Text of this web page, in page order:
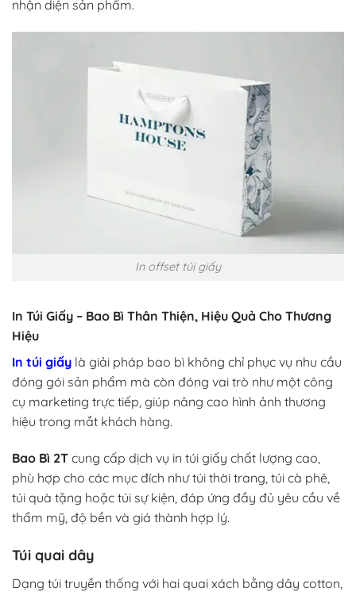
nhận diện sản phẩm.
In offset túi giấy
In Túi Giấy – Bao Bì Thân Thiện, Hiệu Quả Cho Thương
Hiệu
In túi giấy là giải pháp bao bì không chỉ phục vụ nhu cầu
đóng gói sản phẩm mà còn đóng vai trò như một công
cụ marketing trực tiếp, giúp nâng cao hình ảnh thương
hiệu trong mắt khách hàng.
Bao Bì 2T cung cấp dịch vụ in túi giấy chất lượng cao,
phù hợp cho các mục đích như túi thời trang, túi cà phê,
túi quà tặng hoặc túi sự kiện, đáp ứng đầy đủ yêu cầu về
thẩm mỹ, độ bền và giá thành hợp lý.
Túi quai dây
Dạng túi truyền thống với hai quai xách bằng dây cotton,